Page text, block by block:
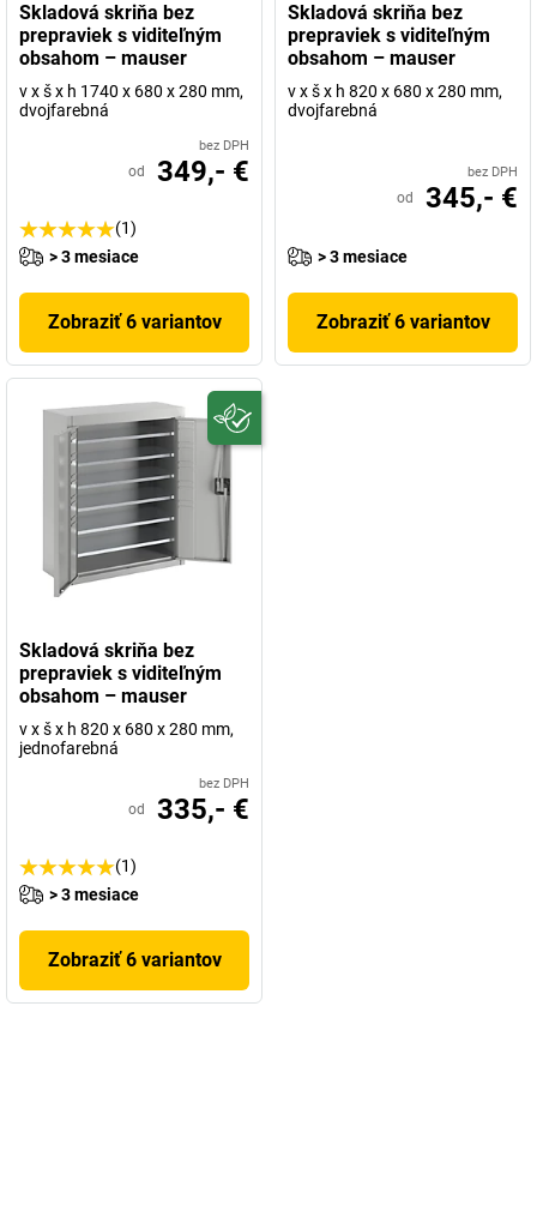
Skladová skriňa bez
prepraviek s viditeľným
obsahom – mauser
v x š x h 1740 x 680 x 280 mm,
dvojfarebná
bez DPH
od 349,- €
(1)
> 3 mesiace
Zobraziť 6 variantov
Skladová skriňa bez
prepraviek s viditeľným
obsahom – mauser
v x š x h 820 x 680 x 280 mm,
dvojfarebná
bez DPH
od 345,- €
> 3 mesiace
Zobraziť 6 variantov
Skladová skriňa bez
prepraviek s viditeľným
obsahom – mauser
v x š x h 820 x 680 x 280 mm,
jednofarebná
bez DPH
od 335,- €
(1)
> 3 mesiace
Zobraziť 6 variantov